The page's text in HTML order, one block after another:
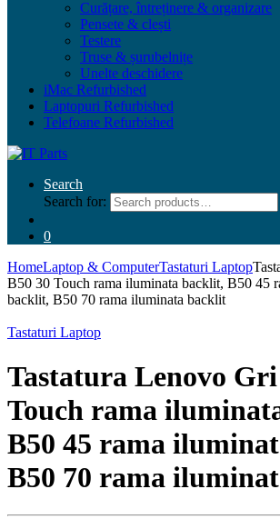
Curățare, întreținere & organizare
Pensete & clești
Testere
Truse & șurubelnițe
Unelte deschidere
iMac Refurbished
Laptopuri Refurbished
Telefoane Refurbished
Search
Search for:
0
HomeLaptop & ComputerTastaturi Laptop
B50 30 Touch rama iluminata backlit, B50 45
backlit, B50 70 rama iluminata backlit
Tastaturi Laptop
Tastatura Lenovo Gri
Touch rama
B50 45 rama
B50 70 rama